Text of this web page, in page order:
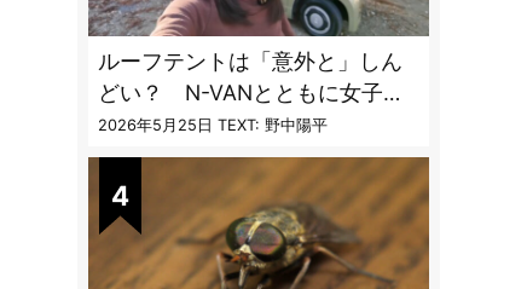
ルーフテントは「意外と」しん
どい？ N-VANとともに女子ソ
ロ車中泊で使い勝手を検証
2026年5月25日 TEXT: 野中陽平